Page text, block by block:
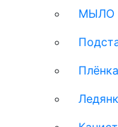
МЫЛО
Плёнка